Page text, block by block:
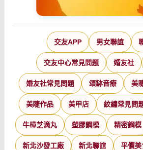
交友APP 男女聯誼
交友中心常見問題 婚友社
婚友社常見問題 頌缽音療 美
美睫作品 美甲店 紋繡常見問
牛樟芝滴丸 塑膠鋼模 精密鋼模
新北沙發工廠 新北聯誼 平價美